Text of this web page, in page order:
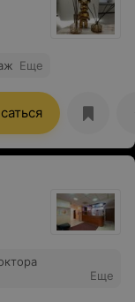
Еще
Еще